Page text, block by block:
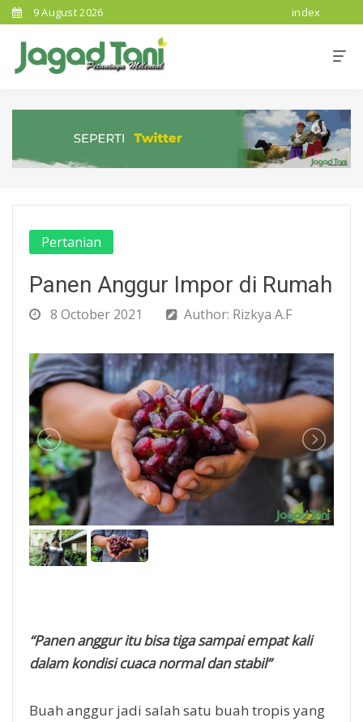
9 August 2026 index
Pertanian
Panen Anggur Impor di Rumah
8 October 2021 Author: Rizkya A.F
“Panen anggur itu bisa tiga sampai empat kali
dalam kondisi cuaca normal dan stabil”
Buah anggur jadi salah satu buah tropis yang